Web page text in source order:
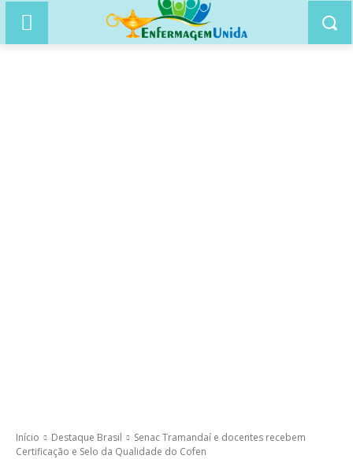
Início Destaque Brasil
Senac Tramandaí e docentes recebem
Certificação e Selo da Qualidade do Cofen